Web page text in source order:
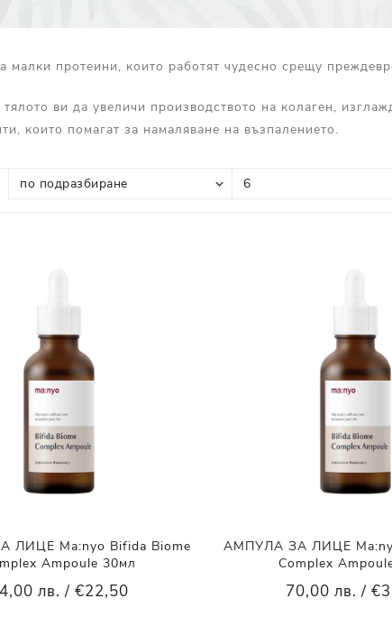
Витамин Е
Ретинол
малки протеини, които работят чудесно срещу
тялото ви да увеличи производството на колаген,
които помагат за намаляване на възпалението.
ЛИЦЕ Ma:nyo Bifida Biome
Ampoule 30мл
лв. / €22,50
АМПУЛА ЗА ЛИЦЕ
Complex
70,00 лв. /